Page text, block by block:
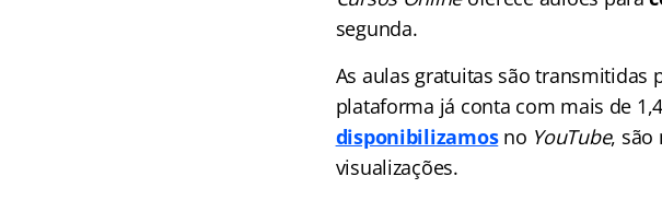
segunda.
As aulas gratuitas são transmitidas
plataforma já conta com mais de
disponibilizamosno YouTube, são
visualizações.